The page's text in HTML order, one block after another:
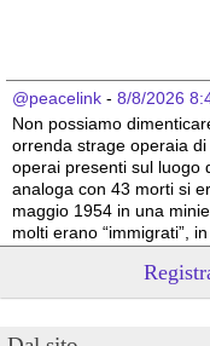
@peacelink - 8/8/2026
Non possiamo
orrenda strage operaia
operai presenti sul luogo
analoga con 43 morti si
maggio 1954 in una
molti erano “immigrati”,
Vito Totire, portavoce
#migranti #lavoratori #